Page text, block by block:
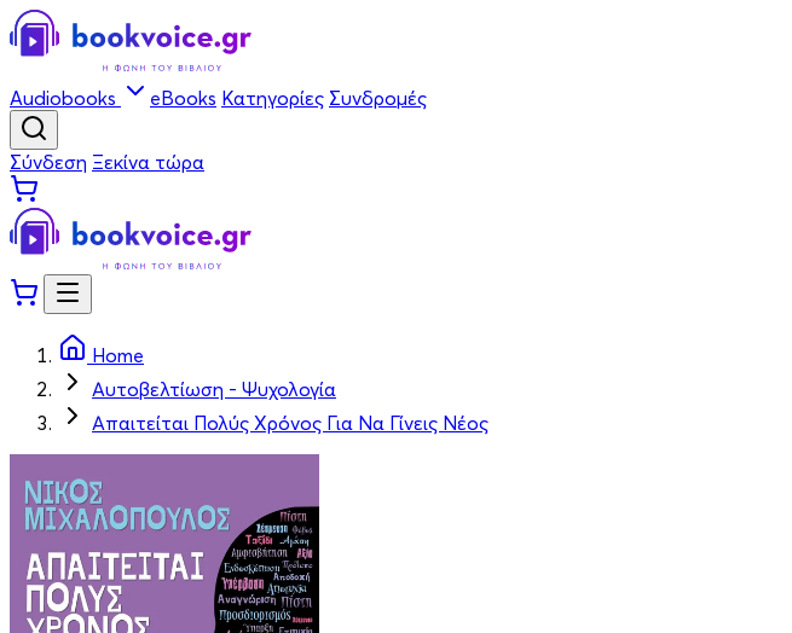
Audiobooks eBooks Κατηγορίες Συνδρομές
Σύνδεση Ξεκίνα τώρα
Home
Αυτοβελτίωση - Ψυχολογία
Απαιτείται Πολύς Χρόνος Για Να Γίνεις Νέος